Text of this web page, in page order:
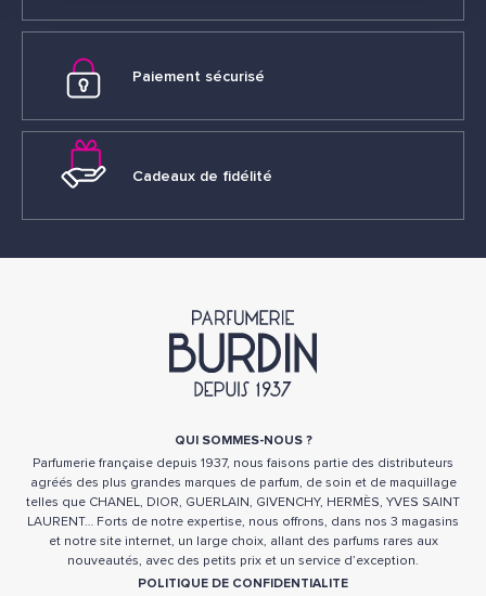
Paiement sécurisé
Cadeaux de fidélité
QUI SOMMES-NOUS ?
Parfumerie française depuis 1937, nous faisons partie des distributeurs
agréés des plus grandes marques de parfum, de soin et de maquillage
telles que CHANEL, DIOR, GUERLAIN, GIVENCHY, HERMÈS, YVES SAINT
LAURENT… Forts de notre expertise, nous offrons, dans nos 3 magasins
et notre site internet, un large choix, allant des parfums rares aux
nouveautés, avec des petits prix et un service d’exception.
POLITIQUE DE CONFIDENTIALITE